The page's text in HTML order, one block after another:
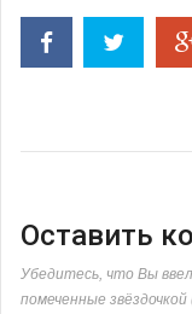
Оставить
Убедитесь, что Вы
помеченные